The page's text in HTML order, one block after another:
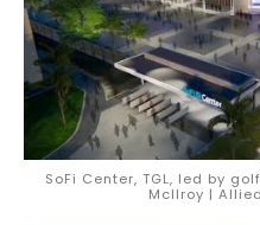
SoFi Center, TGL, led by
McIlroy |